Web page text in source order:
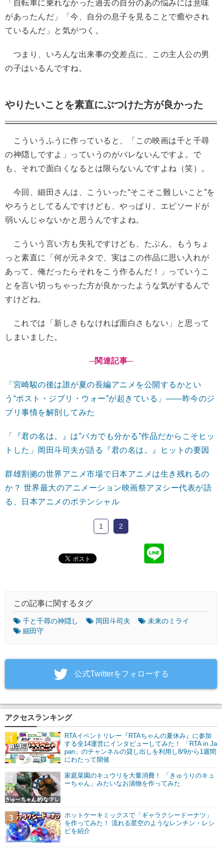
「自転車に乗れなかった過去の自分のあの悩みには意味
があったんだ」「今、自分の息子を見ることで癒やされ
ているんだ」と気がつく。
つまり、いろんな出来事の交差点に、この主人公の男
の子はいるんですね。
やりたいことを素直にぶつけた方が良かった
こういうふうに作っていると、「この映画は千と千尋
の神隠しですよ」っていうのがバレないんですよ。で
も、それで面白くなるとは限らないんですよね（笑）。
今回、細田さんは、こういった“そこそこ難しいこと”を
やろうとしてるんですけども、やっぱり、エピソードが
弱いんじゃないかと思うんですよね。
こういう言い方も失礼ですけども、たぶん、もうちょ
っと素直に「何が元ネタで、実はこの作品に思い入れが
あって、俺だったらそれをこう作るんだ！」っていうこ
とを言い切っちゃった方が良かったような気がするんで
すけどね。
これでは「新しさもなければ面白さもない」と思って
しまいました。
─関連記事─
「宮崎駿の後は誰が夏の長編アニメを公開するかとい
う“ポスト・ジブリ・ウォー”が起きている」——昨今のジ
ブリ事情を解剖してみた
「『君の名は。』は”バカでも分かる”作品だからこそヒッ
トした」岡田斗司夫が語る『君の名は。』ヒットの要因
群雄割拠の世界アニメ市場で日本アニメは生き残れるの
か？ 世界最大のアニメーション映画祭アヌシー代表が語
る、日本アニメのポテンシャル
1 2
この記事に関するタグ
千と千尋の神隠し 岡田斗司夫
未来のミライ
細田守
‎公式Twitterをフォローする
アクセスランキング
RTAイベントリレー『RTAちゃんの夏休み』に参加
する全14運営にインタビューしてみた！ 「RTA in Ja
pan」のチャンネルの貸し出しを利用し8/9から1週間
にわたって開催
1
家庭菜園のキュウリを大量消費！ 「きゅうりのキュ
ーちゃん」みたいなお漬物を作ってみた
2
ホットケーキミックスで「ギャラクシードーナツ」
を作ってみた！ 流れる星空のようなレンチン・レシ
ピを紹介
3